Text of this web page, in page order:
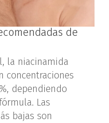
de
la niacinamida
concentraciones
dependiendo
Las
bajas son